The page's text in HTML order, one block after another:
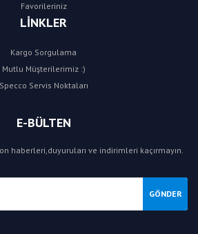
Favorileriniz
LİNKLER
Kargo Sorgulama
Mutlu Müşterilerimiz :)
Specco Servis Noktaları
E-BÜLTEN
haberleri,duyuruları ve indirimleri kaçırmayın.
GÖNDER